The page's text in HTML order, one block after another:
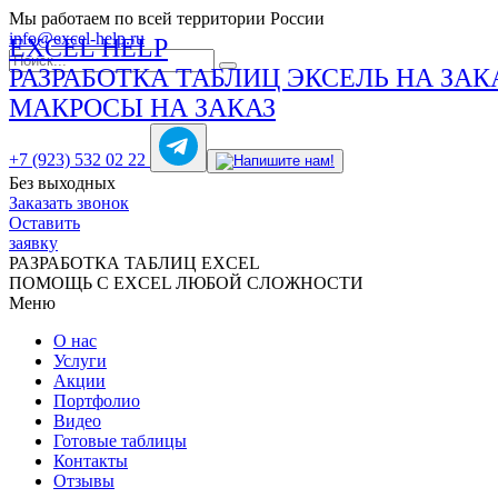
Мы работаем по всей территории России
info@excel-help.ru
EXCEL HELP
РАЗРАБОТКА ТАБЛИЦ ЭКСЕЛЬ НА
МАКРОСЫ НА ЗАКАЗ
+7 (923) 532 02 22
Без выходных
Заказать звонок
Оставить
заявку
РАЗРАБОТКА ТАБЛИЦ EXCEL
ПОМОЩЬ С EXCEL ЛЮБОЙ СЛОЖНОСТИ
Меню
О нас
Услуги
Акции
Портфолио
Видео
Готовые таблицы
Контакты
Отзывы